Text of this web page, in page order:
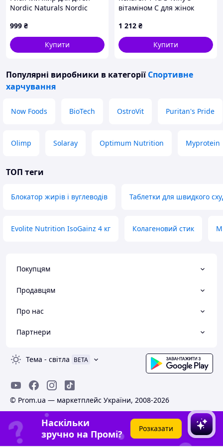
Nordic Naturals Nordic
10-5940)
999 ₴
Купити
вітаміном С для жінок
1 212 ₴
Купити
Популярні виробники в категорії Спортивне
харчування
Now Foods BioTech OstroVit Puritan's Pride
Olimp Solaray Optimum Nutrition Myprotein
ТОП теги
Блокатор жирів і вуглеводів Таблетки для швидкого
Evolite Nutrition IsoGainz 4 кг Колагеновий стик
Покупцям
Продавцям
Про нас
Партнери
Тема - світла BETA
© Prom.ua — маркетплейс України, 2008-2026
Наскільки
зручно на Промі?
Розказати